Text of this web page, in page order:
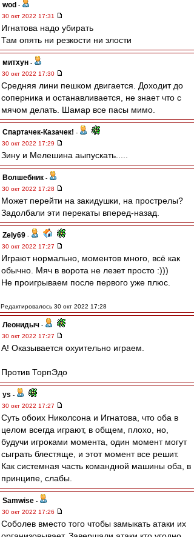
wod -
30 окт 2022 17:31
Игнатова надо убирать
Там опять ни резкости ни злости
митхун -
30 окт 2022 17:30
Средняя лини пешком двигается. Доходит до
соперника и останавливается, не знает что с
мячом делать. Шамар все пасы мимо.
Спартачек-Казачек! -
30 окт 2022 17:29
Зину и Мелешина аыпускать.....
Волшебник -
30 окт 2022 17:28
Может перейти на закидушки, на прострелы?
Задолбали эти перекаты вперед-назад.
Zely69 -
30 окт 2022 17:27
Играют нормально, моментов много, всё как
обычно. Мяч в ворота не лезет просто :)))
Не проигрываем после первого уже плюс.
Редактировалось 30 окт 2022 17:28
Леонидыч -
30 окт 2022 17:27
А! Оказывается охуительно играем.
Против ТорпЭдо
ys -
30 окт 2022 17:27
Суть обоих Николсона и Игнатова, что оба в
целом всегда играют, в общем, плохо, но,
будучи игроками момента, один момент могут
сыграть блестяще, и этот момент все решит.
Как системная часть командной машины оба, в
принципе, слабы.
Samwise -
30 окт 2022 17:26
Соболев вместо того чтобы замыкать атаки их